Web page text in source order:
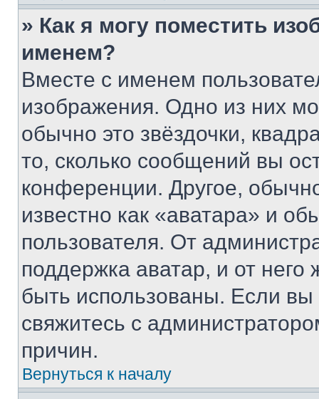
» Как я могу поместить
именем?
Вместе с именем
изображения. Одно из них
обычно это звёздочки,
то, сколько сообщений вы
конференции. Другое,
известно как «аватара» и
пользователя. От
поддержка аватар, и от него
быть использованы. Если
свяжитесь с
причин.
Вернуться к началу